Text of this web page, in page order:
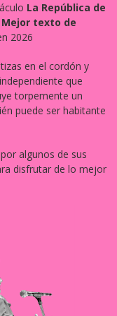
La República de
Mejor texto de
2026
en el cordón y
que
torpemente un
puede ser habitante
algunos de sus
disfrutar de lo mejor